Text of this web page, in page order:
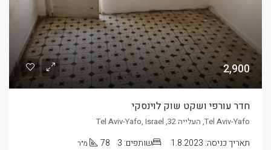
2,900
חדר עורפי ושקט שוק לוינסקי
Tel Aviv-Yafo, העלייה 32, Tel Aviv-Yafo, Israel
תאריך כניסה: 1.8.2023 שותפים: 3
78 מ״ר